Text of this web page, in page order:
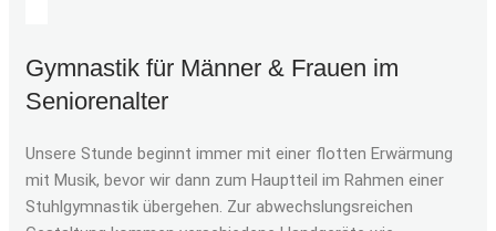
Gymnastik für Männer & Frauen im
Seniorenalter
Unsere Stunde beginnt immer mit einer flotten Erwärmung
mit Musik, bevor wir dann zum Hauptteil im Rahmen einer
Stuhlgymnastik übergehen. Zur abwechslungsreichen